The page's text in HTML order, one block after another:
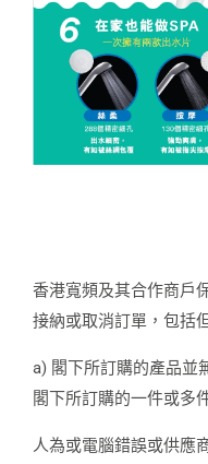
香港寬頻及其合作商戶
接納或取消訂單，包括
a) 閣下所訂購的產品並
閣下所訂購的一件或多
人為或電腦錯誤或供應